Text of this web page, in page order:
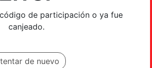
de participación o ya fue
canjeado.
de nuevo